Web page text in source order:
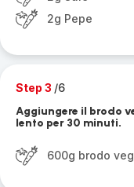
2g Pepe
Step 3 /6
Aggiungere il brodo
lento per 30 minuti.
600g brodo